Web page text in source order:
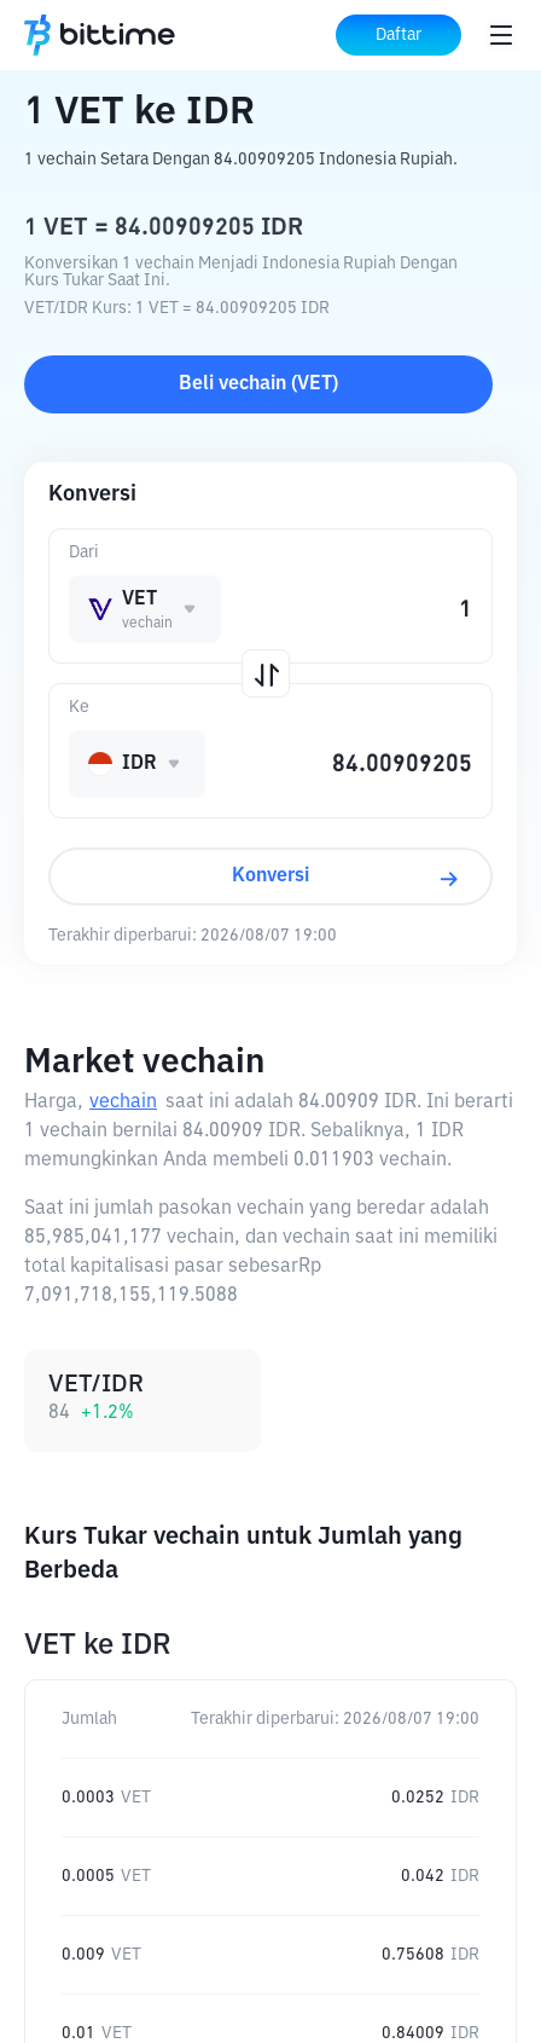
Daftar
Beranda Konverter Kripto ke IDR
1 VET ke IDR
1 vechain Setara Dengan 84.00909205 Indonesia Rupiah.
1 VET = 84.00909205 IDR
Konversikan 1 vechain Menjadi Indonesia Rupiah Dengan
Kurs Tukar Saat Ini.
VET /IDR Kurs: 1 VET = 84.00909205 IDR
Beli vechain (VET )
Konversi
Dari
VET
vechain
Ke
IDR
Konversi
Terakhir diperbarui: 2026/08/07 19:00
Market vechain
Harga, vechain saat ini adalah 84.00909 IDR. Ini berarti
1 vechain bernilai 84.00909 IDR. Sebaliknya, 1 IDR
memungkinkan Anda membeli 0.011903 vechain.
Saat ini jumlah pasokan vechain yang beredar adalah
85,985,041,177 vechain, dan vechain saat ini memiliki
total kapitalisasi pasar sebesarRp
7,091,718,155,119.5088
VET/IDR
84 +1.2%
Kurs Tukar vechain untuk Jumlah yang
Berbeda
VET ke IDR
Jumlah Terakhir diperbarui: 2026/08/07 19:00
0.0003 VET 0.0252 IDR
0.0005 VET 0.042 IDR
0.009 VET 0.75608 IDR
0.01 VET 0.84009 IDR